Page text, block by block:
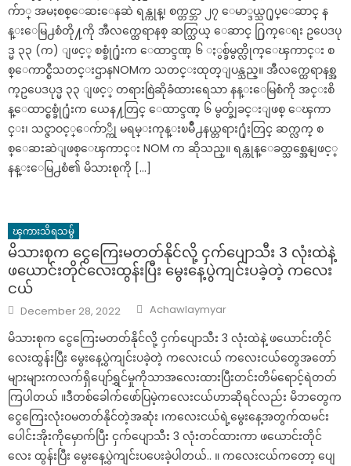
က်ာ္ အမႈစစ္ေဆးေနဆဲ ရန္ကုန္၊ စက္တင္ဘာ ၂၇ ေမာ္ဒယ္သ႐ုပ္ေဆာင္ န
န္းေမြ႕စံတို႔ကို အီလက္ထေရာနစ္ ဆက္သြယ္ ေဆာင္ ႐ြက္ေရး ဥပေဒပု
ဒ္မ ၃၃ (က) ျဖင့္ စစ္ခုံ႐ုံးက ေထာင္ဒဏ္ ၆ ႏွစ္ခ်မွတ္လိုက္ေၾကာင္း စ
စ္ေကာင္စီသတင္းဌာနNOMက သတင္းထုတ္ျပန္သည္။ အီလက္ထေရာနစ္အ
က္ဥပေဒပုဒ္မ ၃၃ ျဖင့္ တရားစြဲဆိုခံထားရေသာ နန္းေမြစံကို အင္းစိ
န္ေထာင္စစ္ခုံ႐ုံးက ယေန႔တြင္ ေထာင္ဒဏ္ ၆ မွတ္ခ်ျခင္းျဖစ္ ေၾကာ
င္း၊ သင္ဇာဝင့္ေက်ာ္ကို မရမ္းကုန္းၿမိဳ႕နယ္တရား႐ုံးတြင္ ဆက္လက္ စ
စ္ေဆးဆဲျဖစ္ေၾကာင္း NOM က ဆိုသည္။ ရန္ကုန္ေခတ္သစ္အေနျဖင့္
နန္းေမြ႕စံ၏ မိသားစုကို […]
ၾကားသိရသမွ်
မိသားစုက ငွေကြေးမတတ်နိုင်လို့ ငှက်ပျောသီး 3 လုံးထဲနဲ့
ဖယောင်းတိုင်လေးထွန်းပြီး မွေးနေ့ပွဲကျင်းပခဲ့တဲ့ ကလေး
ငယ်
Posted
on
December 28, 2022 Author
Achawlaymyar
မိသားစုက ငွေကြေးမတတ်နိုင်လို့ ငှက်ပျောသီး 3 လုံးထဲနဲ့ ဖယောင်းတိုင်
လေးထွန်းပြီး မွေးနေ့ပွဲကျင်းပခဲ့တဲ့ ကလေးငယ် ကလေးငယ်တွေအတော်
များများကလက်ရှိပျော်ရွှင်မှုကိုသာအလေးထားပြီးတင်းတိမ်ရောင့်ရဲတတ်
ကြပါတယ် ။ဒီတစ်ခေါက်ဖော်ပြမဲ့ကလေးငယ်ဟာဆိုရင်လည်း မိဘတွေက
ငွေကြေးလုံးဝမတတ်နိုင်တဲ့အဆုံး ၊ကလေးငယ်ရဲ့မွေးနေ့အတွက်ထမင်း
ပေါင်းအိုးကိုမှောက်ပြီး ငှက်ပျောသီး 3 လုံးတင်ထားကာ ဖယောင်းတိုင်
လေး ထွန်းပြီး မွေးနေ့ပွဲကျင်းပပေးခဲ့ပါတယ်.. ။ ကလေးငယ်ကတော့ ပျေ